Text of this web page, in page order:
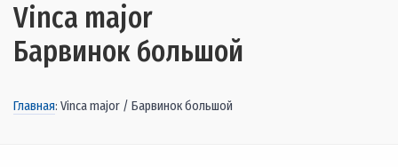
Vinca major
Барвинок большой
Главная: Vinca major / Барвинок большой